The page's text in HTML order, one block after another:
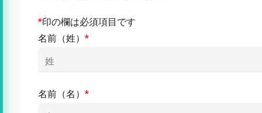
*印の欄は必須項目です
名前（姓） *
名前（名） *